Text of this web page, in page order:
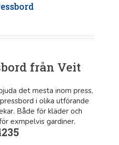
från Veit
det mesta inom press,
i olika utförande
Både för kläder och
exmpelvis gardiner.